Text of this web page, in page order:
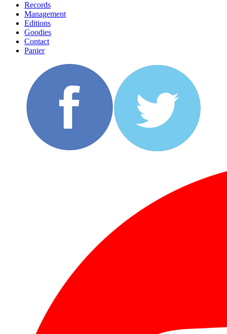
Records
Management
Editions
Goodies
Contact
Panier